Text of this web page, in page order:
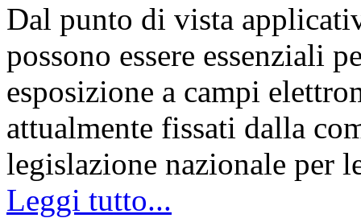
Dal punto di vista
possono essere essenziali
esposizione a campi
attualmente fissati dalla
legislazione nazionale per
Leggi tutto...